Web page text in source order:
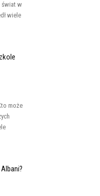
świat w
wiele
może